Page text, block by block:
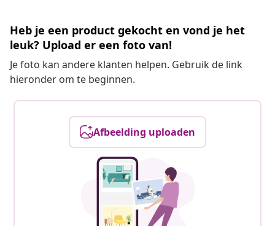
Heb je een product gekocht en vond je het
leuk? Upload er een foto van!
Je foto kan andere klanten helpen. Gebruik de link
hieronder om te beginnen.
Afbeelding uploaden